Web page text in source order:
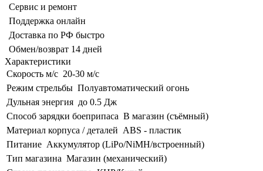
Сервис и ремонт
Поддержка онлайн
Доставка по РФ быстро
Обмен/возврат 14 дней
Характеристики
Скорость м/с 20-30 м/с
Режим стрельбы Полуавтоматический огонь
Дульная энергия до 0.5 Дж
Способ зарядки боеприпаса В магазин (съёмный)
Материал корпуса / деталей ABS - пластик
Питание Аккумулятор (LiPo/NiMH/встроенный)
Тип магазина Магазин (механический)